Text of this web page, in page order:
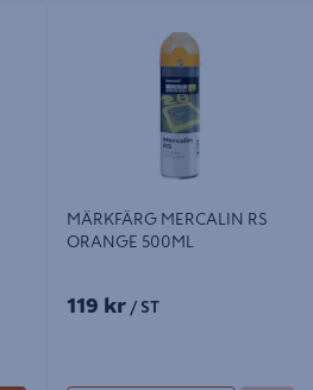
ORANGE 500ML
MÄRKFÄRG MERCALIN RS
ORANGE 500ML
119 kr / ST